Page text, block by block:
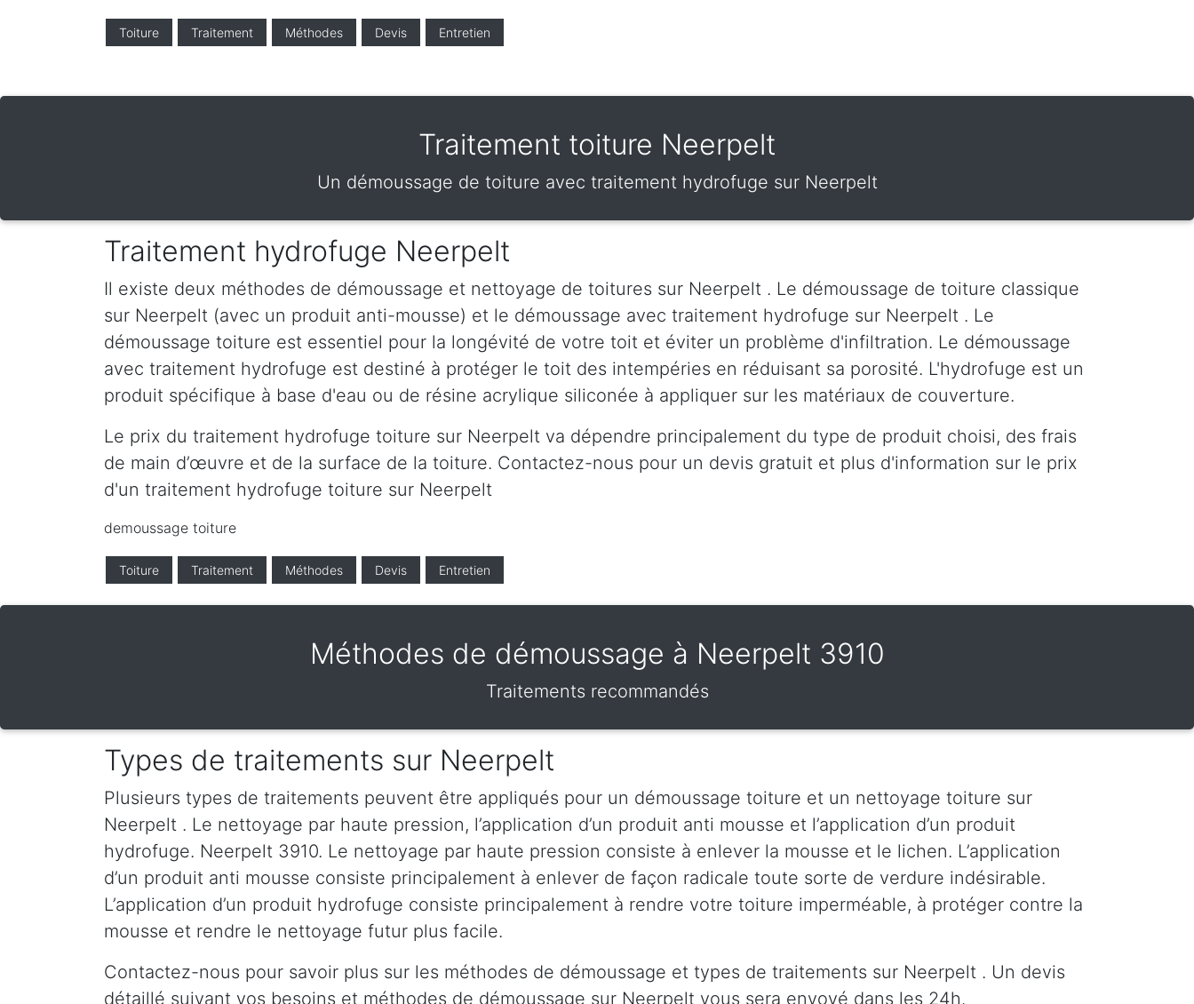
Toiture Traitement Méthodes Devis Entretien
Traitement toiture Neerpelt
Un démoussage de toiture avec traitement hydrofuge sur Neerpelt
Traitement hydrofuge Neerpelt
Il existe deux méthodes de démoussage et nettoyage de toitures sur Neerpelt . Le démoussage de toiture classique
sur Neerpelt (avec un produit anti-mousse) et le démoussage avec traitement hydrofuge sur Neerpelt . Le
démoussage toiture est essentiel pour la longévité de votre toit et éviter un problème d'infiltration. Le démoussage
avec traitement hydrofuge est destiné à protéger le toit des intempéries en réduisant sa porosité. L'hydrofuge est un
produit spécifique à base d'eau ou de résine acrylique siliconée à appliquer sur les matériaux de couverture.
Le prix du traitement hydrofuge toiture sur Neerpelt va dépendre principalement du type de produit choisi, des frais
de main d’œuvre et de la surface de la toiture. Contactez-nous pour un devis gratuit et plus d'information sur le prix
d'un traitement hydrofuge toiture sur Neerpelt
demoussage toiture
Toiture Traitement Méthodes Devis Entretien
Méthodes de démoussage à Neerpelt 3910
Traitements recommandés
Types de traitements sur Neerpelt
Plusieurs types de traitements peuvent être appliqués pour un démoussage toiture et un nettoyage toiture sur
Neerpelt . Le nettoyage par haute pression, l’application d’un produit anti mousse et l’application d’un produit
hydrofuge. Neerpelt 3910. Le nettoyage par haute pression consiste à enlever la mousse et le lichen. L’application
d’un produit anti mousse consiste principalement à enlever de façon radicale toute sorte de verdure indésirable.
L’application d’un produit hydrofuge consiste principalement à rendre votre toiture imperméable, à protéger contre la
mousse et rendre le nettoyage futur plus facile.
Contactez-nous pour savoir plus sur les méthodes de démoussage et types de traitements sur Neerpelt . Un devis
détaillé suivant vos besoins et méthodes de démoussage sur Neerpelt vous sera envoyé dans les 24h.